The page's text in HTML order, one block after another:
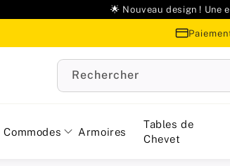
🌟 Nouveau design ! Une
Rechercher
Commodes Armoires
Tables de
Chevet